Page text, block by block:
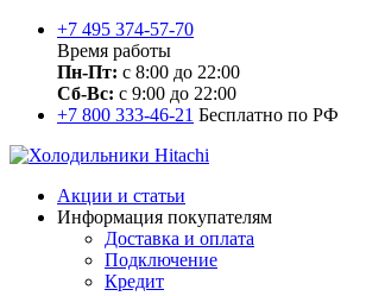
+7 495 374-57-70
Время работы
Пн-Пт: с 8:00 до 22:00
Сб-Вс: с 9:00 до 22:00
+7 800 333-46-21 Бесплатно по РФ
Акции и статьи
Информация покупателям
Доставка и оплата
Подключение
Кредит